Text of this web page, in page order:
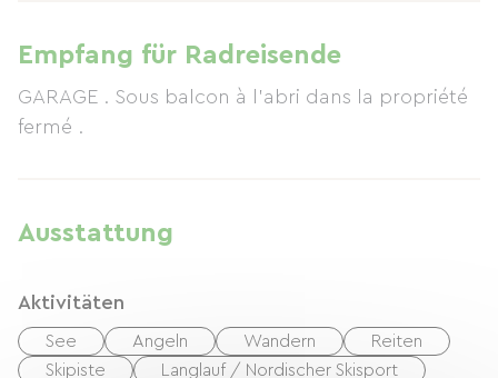
Empfang für Radreisende
GARAGE . Sous balcon à l'abri dans la propriété
fermé .
Ausstattung
Aktivitäten
See Angeln Wandern
Reiten
Skipiste
Langlauf / Nordischer Skisport